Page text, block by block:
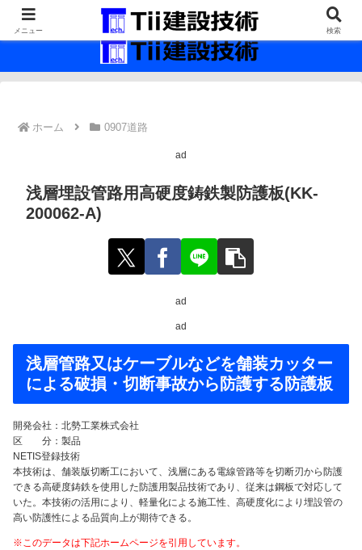
最新の建設技術の情報インフラ。
ホーム 0907道路
ad
浅層埋設管路用高硬度鋳鉄製防護板(KK-
200062-A)
ad
ad
浅層管路又はケーブルなどを舗装カッター
による破損・切断事故から防護する防護板
開発会社：北勢工業株式会社
区 分：製品
NETIS登録技術
本技術は、舗装版切断工において、浅層にある電線管路等を切断刃から防護
できる高硬度鋳鉄を使用した防護用製品技術であり、従来は鋼板で対応して
いた。本技術の活用により、軽量化による施工性、高硬度化により埋設管の
高い防護性による品質向上が期待できる。
※このデータは下記ホームページを引用しています。
メニュー 検索